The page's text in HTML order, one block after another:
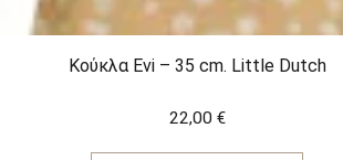
Κούκλα Evi – 35 cm. Little Dutch
22,00 €